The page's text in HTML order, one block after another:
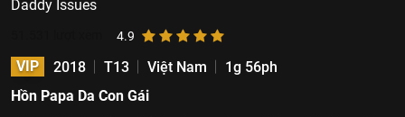
Daddy Issues
4.9
VIP 2018 T13 Việt Nam
1g 56ph
Hồn Papa Da Con Gái